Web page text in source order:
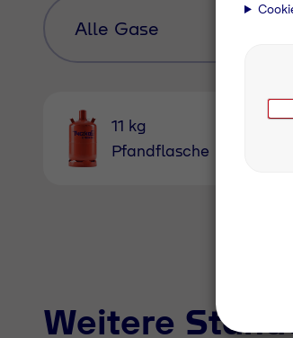
11 kg
Pfandflasche
Weitere